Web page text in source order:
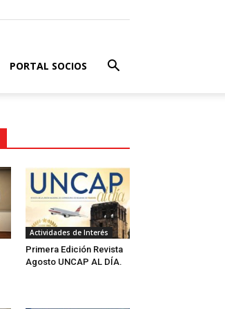
PORTAL SOCIOS
Actividades de Interés
Primera Edición Revista
Agosto UNCAP AL DÍA.